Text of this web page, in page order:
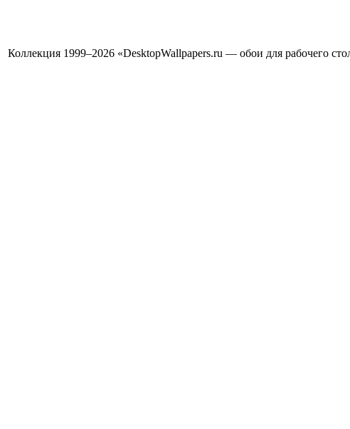
Коллекция 1999–2026 «DesktopWallpapers.ru — обои для рабочего